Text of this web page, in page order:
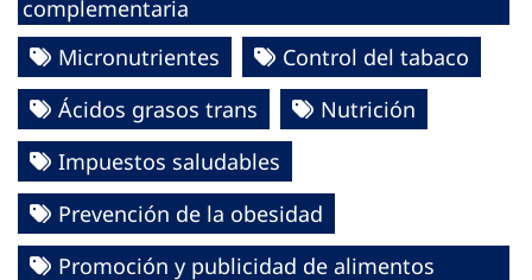
complementaria
Micronutrientes
Control del tabaco
Ácidos grasos trans
Nutrición
Impuestos saludables
Prevención de la obesidad
Promoción y publicidad de alimentos